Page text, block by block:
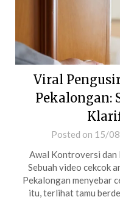
Viral
Pekalongan:
Posted on 15/
Awal Kontroversi dan
Sebuah video cekcok
Pekalongan menyebar
itu, terlihat tamu